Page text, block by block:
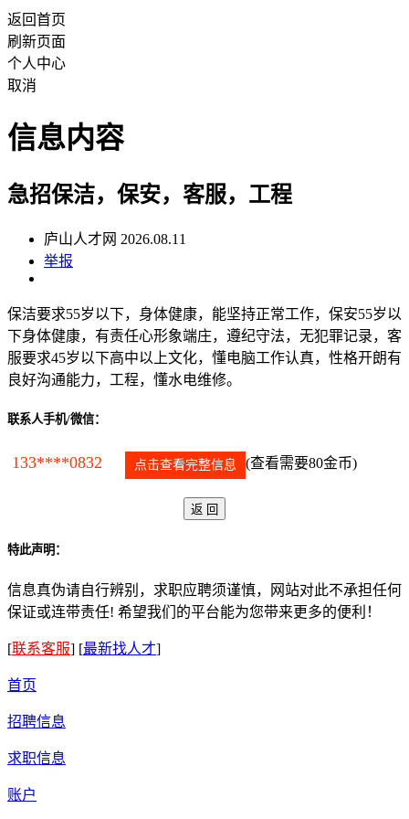
返回首页
刷新页面
个人中心
取消
信息内容
急招保洁，保安，客服，工程
庐山人才网 2026.08.11
举报
保洁要求55岁以下，身体健康，能坚持正常工作，保安55岁以
下身体健康，有责任心形象端庄，遵纪守法，无犯罪记录，客
服要求45岁以下高中以上文化，懂电脑工作认真，性格开朗有
良好沟通能力，工程，懂水电维修。
联系人手机/微信：
133****0832 点击查看完整信息 (查看需要80金币)
特此声明：
信息真伪请自行辨别，求职应聘须谨慎，网站对此不承担任何
保证或连带责任! 希望我们的平台能为您带来更多的便利！
[联系客服] [最新找人才]
首页
招聘信息
求职信息
账户